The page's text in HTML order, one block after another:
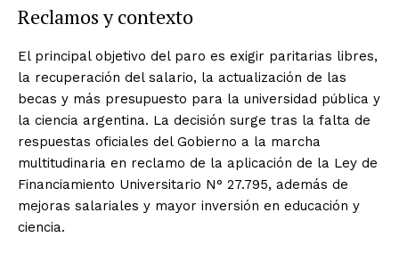
Reclamos y contexto
El principal objetivo del paro es exigir paritarias libres,
la recuperación del salario, la actualización de las
becas y más presupuesto para la universidad pública y
la ciencia argentina. La decisión surge tras la falta de
respuestas oficiales del Gobierno a la marcha
multitudinaria en reclamo de la aplicación de la Ley de
Financiamiento Universitario N° 27.795, además de
mejoras salariales y mayor inversión en educación y
ciencia.